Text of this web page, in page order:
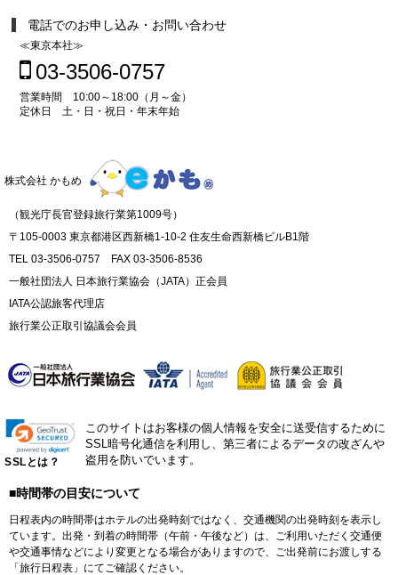
電話でのお申し込み・お問い合わせ
≪東京本社≫
03-3506-0757
営業時間 10:00～18:00（月～金）
定休日 土・日・祝日・年末年始
株式会社 かもめ
（観光庁長官登録旅行業第1009号）
〒105-0003 東京都港区西新橋1-10-2 住友生命西新橋ビルB1階
TEL 03-3506-0757 FAX 03-3506-8536
一般社団法人 日本旅行業協会（JATA）正会員
IATA公認旅客代理店
旅行業公正取引協議会会員
SSLとは？
このサイトはお客様の個人情報を安全に送受信するために
SSL暗号化通信を利用し、第三者によるデータの改ざんや
盗用を防いでいます。
■時間帯の目安について
日程表内の時間帯はホテルの出発時刻ではなく、交通機関の出発時刻を表示し
ています。出発・到着の時間帯（午前・午後など）は、ご利用いただく交通便
や交通事情などにより変更となる場合がありますので、ご出発前にお渡しする
「旅行日程表」にてご確認ください。